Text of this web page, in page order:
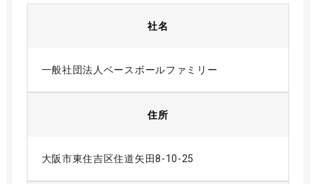
社名
一般社団法人ベースボールファミリー
住所
大阪市東住吉区住道矢田8-10-25